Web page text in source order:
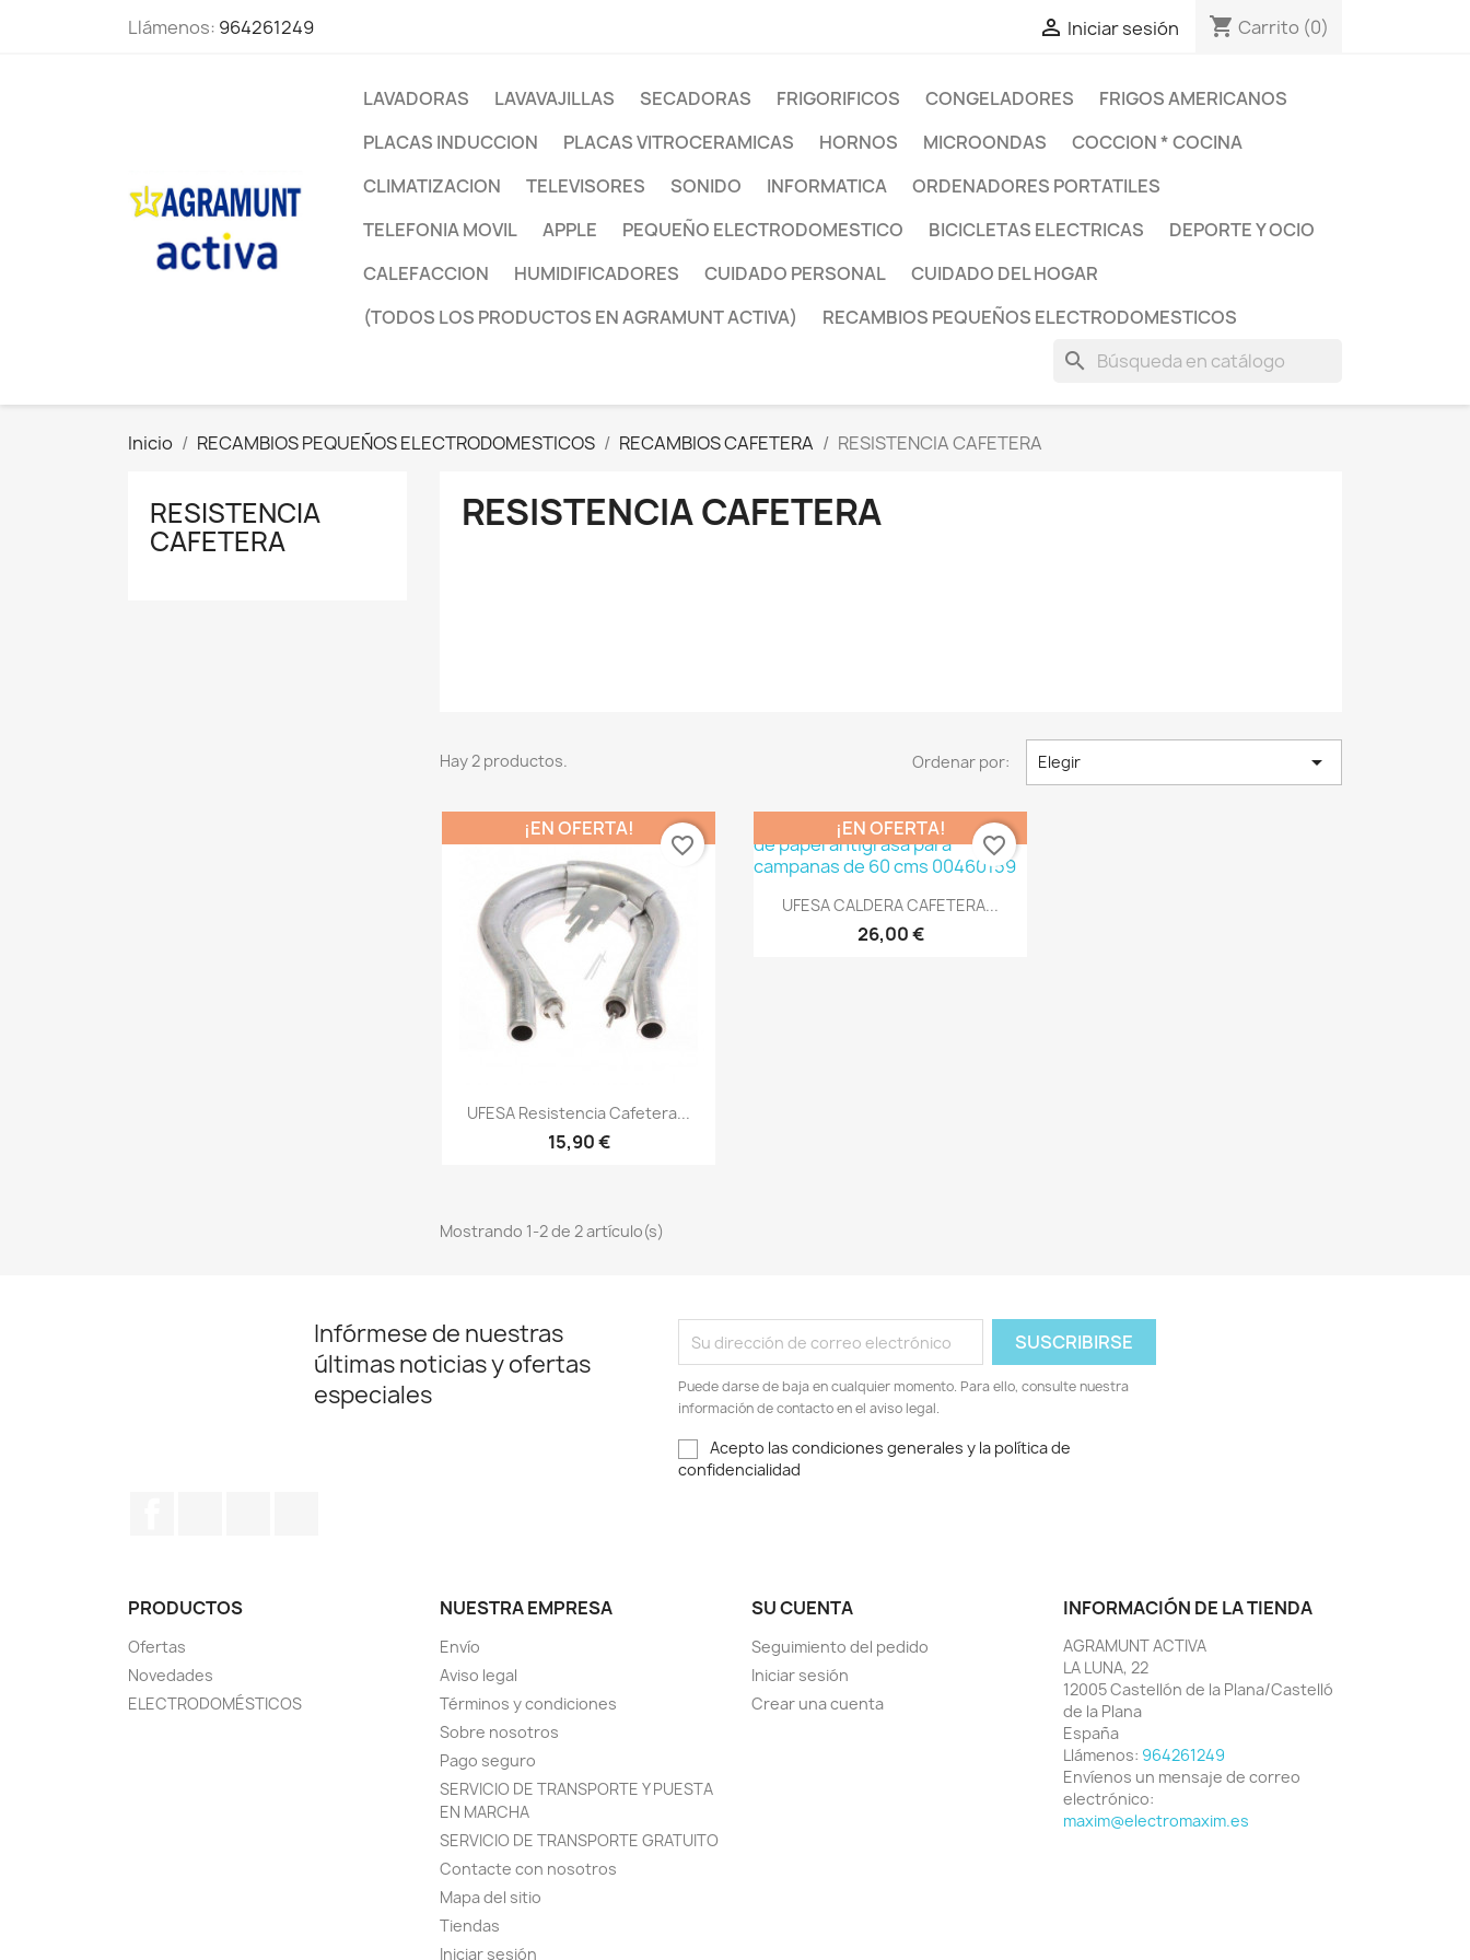
Llámenos: 964261249  Iniciar sesión shopping_cart Carrito (0)
LAVADORAS LAVAVAJILLAS SECADORAS FRIGORIFICOS CONGELADORES
FRIGOS AMERICANOS
PLACAS INDUCCION
PLACAS VITROCERAMICAS HORNOS MICROONDAS
COCCION * COCINA
CLIMATIZACION
TELEVISORES SONIDO INFORMATICA
ORDENADORES PORTATILES
TELEFONIA MOVIL
APPLE PEQUEÑO ELECTRODOMESTICO BICICLETAS ELECTRICAS
DEPORTE Y OCIO
CALEFACCION
HUMIDIFICADORES CUIDADO PERSONAL
CUIDADO DEL HOGAR
(TODOS LOS PRODUCTOS EN AGRAMUNT ACTIVA)
RECAMBIOS PEQUEÑOS ELECTRODOMESTICOS
search
Inicio RECAMBIOS PEQUEÑOS ELECTRODOMESTICOS RECAMBIOS CAFETERA RESISTENCIA CAFETERA
RESISTENCIA
CAFETERA
RESISTENCIA CAFETERA
Hay 2 productos. Ordenar por: Elegir 
Vista rápida
UFESA Resistencia Cafetera...
15,90 €
¡EN OFERTA!
favorite_border
Vista rápida
UFESA CALDERA CAFETERA...
26,00 €
¡EN OFERTA!
favorite_border
Mostrando 1-2 de 2 artículo(s)
Infórmese de nuestras
últimas noticias y ofertas
especiales
Puede darse de baja en cualquier momento. Para ello, consulte nuestra
información de contacto en el aviso legal.
Acepto las condiciones generales y la política de
confidencialidad
PRODUCTOS
Ofertas
Novedades
ELECTRODOMÉSTICOS
NUESTRA EMPRESA
Envío
Aviso legal
Términos y condiciones
Sobre nosotros
Pago seguro
SERVICIO DE TRANSPORTE Y PUESTA
EN MARCHA
SERVICIO DE TRANSPORTE GRATUITO
Contacte con nosotros
Mapa del sitio
Tiendas
Iniciar sesión
SU CUENTA
Seguimiento del pedido
Iniciar sesión
Crear una cuenta
INFORMACIÓN DE LA TIENDA
AGRAMUNT ACTIVA
LA LUNA, 22
12005 Castellón de la Plana/Castelló
de la Plana
España
Llámenos: 964261249
Envíenos un mensaje de correo
electrónico:
maxim@electromaxim.es